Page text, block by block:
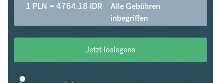
1 PLN = 4764.18 IDR
Alle Gebühren
inbegriffen
Jetzt loslegens